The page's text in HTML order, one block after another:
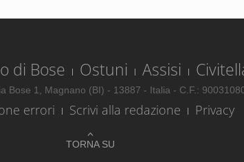
TORNA SU
di Bose Ostuni Assisi
Bose 1, Magnano (BI) - 13887 - Italia - C.F.:
errori Scrivi alla redazione Privacy